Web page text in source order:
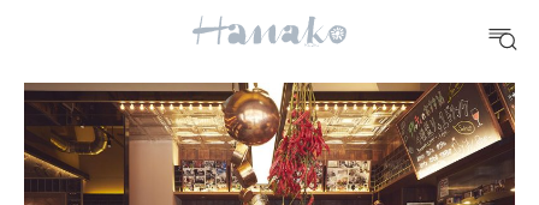
10 CATEGORIES
FOOD
おいしい